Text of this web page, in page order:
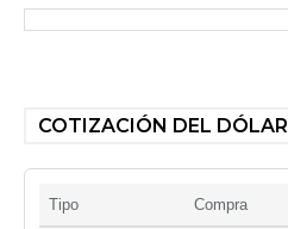
COTIZACIÓN DEL DÓLAR
Tipo Compra